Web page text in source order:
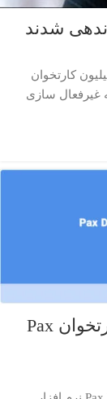
میلیون کارتخوان
غیرفعال سازی
فعالسازی و راه اندازی اولیه کارتخوان Pax